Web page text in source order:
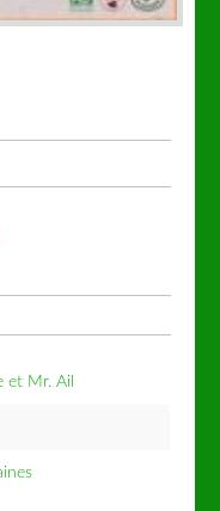
et Mr. Ail